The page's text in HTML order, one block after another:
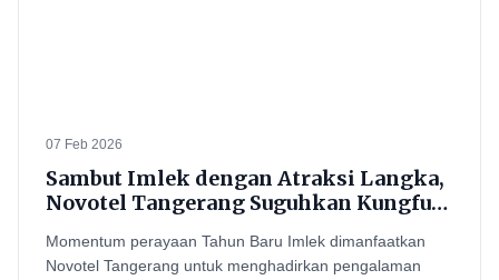
07 Feb 2026
Sambut Imlek dengan Atraksi Langka,
Novotel Tangerang Suguhkan Kungfu
Momentum perayaan Tahun Baru Imlek dimanfaatkan
Novotel Tangerang untuk menghadirkan pengalaman